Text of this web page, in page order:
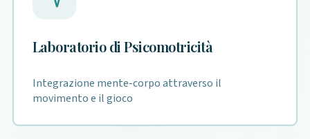
Laboratorio di Psicomotricità
Integrazione mente-corpo attraverso il
movimento e il gioco